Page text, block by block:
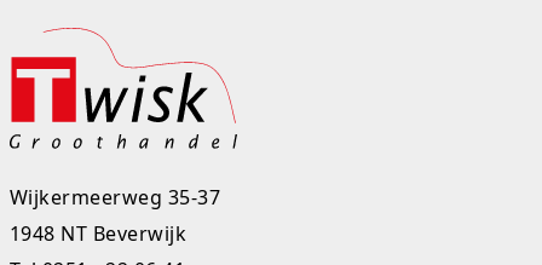
Wijkermeerweg 35-37
1948 NT Beverwijk